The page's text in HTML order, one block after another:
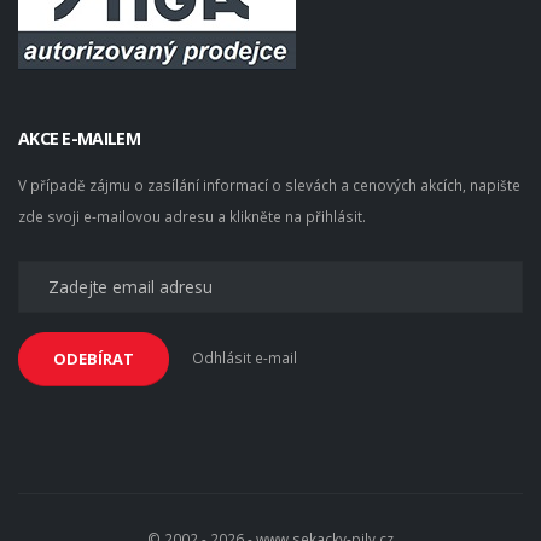
AKCE E-MAILEM
V případě zájmu o zasílání informací o slevách a cenových akcích, napište
zde svoji e-mailovou adresu a klikněte na přihlásit.
ODEBÍRAT Odhlásit e-mail